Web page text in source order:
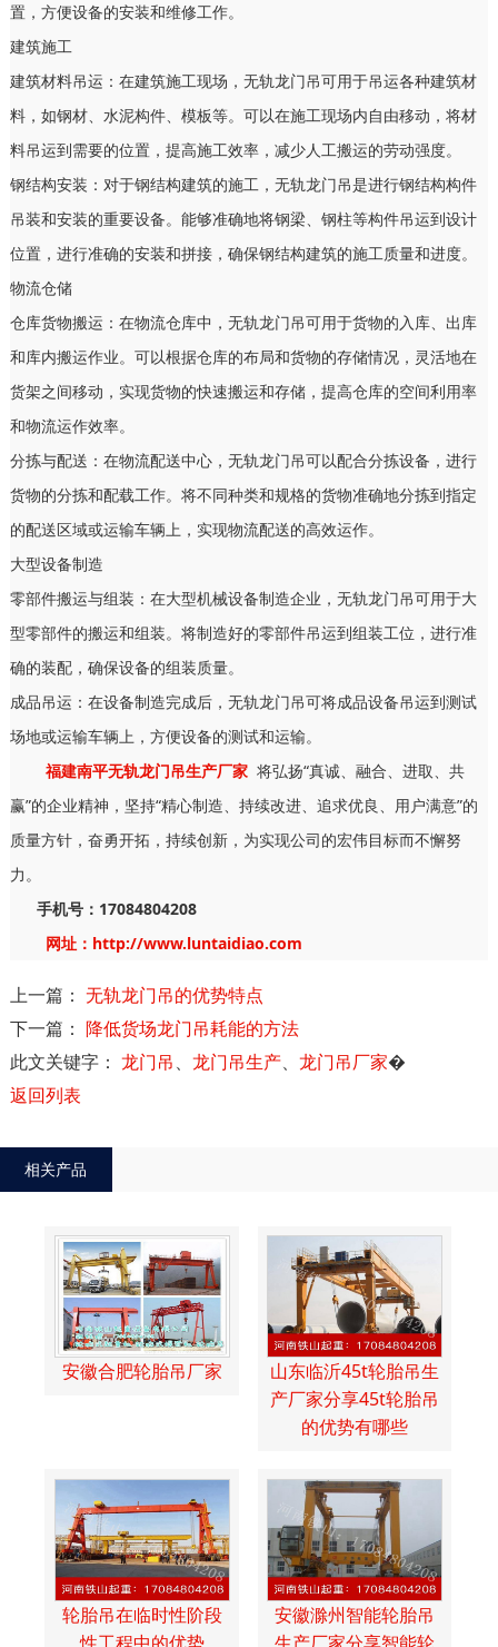
置，方便设备的安装和维修工作。
建筑施工
建筑材料吊运：在建筑施工现场，无轨龙门吊可用于吊运各种建筑材
料，如钢材、水泥构件、模板等。可以在施工现场内自由移动，将材
料吊运到需要的位置，提高施工效率，减少人工搬运的劳动强度。
钢结构安装：对于钢结构建筑的施工，无轨龙门吊是进行钢结构构件
吊装和安装的重要设备。能够准确地将钢梁、钢柱等构件吊运到设计
位置，进行准确的安装和拼接，确保钢结构建筑的施工质量和进度。
物流仓储
仓库货物搬运：在物流仓库中，无轨龙门吊可用于货物的入库、出库
和库内搬运作业。可以根据仓库的布局和货物的存储情况，灵活地在
货架之间移动，实现货物的快速搬运和存储，提高仓库的空间利用率
和物流运作效率。
分拣与配送：在物流配送中心，无轨龙门吊可以配合分拣设备，进行
货物的分拣和配载工作。将不同种类和规格的货物准确地分拣到指定
的配送区域或运输车辆上，实现物流配送的高效运作。
大型设备制造
零部件搬运与组装：在大型机械设备制造企业，无轨龙门吊可用于大
型零部件的搬运和组装。将制造好的零部件吊运到组装工位，进行准
确的装配，确保设备的组装质量。
成品吊运：在设备制造完成后，无轨龙门吊可将成品设备吊运到测试
场地或运输车辆上，方便设备的测试和运输。
福建南平无轨龙门吊生产厂家 将弘扬“真诚、融合、进取、共
赢”的企业精神，坚持“精心制造、持续改进、追求优良、用户满意”的
质量方针，奋勇开拓，持续创新，为实现公司的宏伟目标而不懈努
力。
手机号：17084804208
网址：http://www.luntaidiao.com
上一篇： 无轨龙门吊的优势特点
下一篇： 降低货场龙门吊耗能的方法
此文关键字： 龙门吊、 龙门吊生产、 龙门吊厂家�
返回列表
相关产品
安徽合肥轮胎吊厂家
山东临沂45t轮胎吊生
产厂家分享45t轮胎吊
的优势有哪些
轮胎吊在临时性阶段
安徽滁州智能轮胎吊